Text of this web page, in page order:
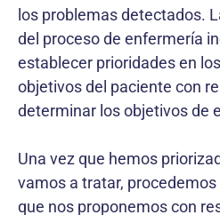
los problemas detectados.
del proceso de enfermería
establecer prioridades en
objetivos del paciente con
determinar los objetivos de
Una vez que hemos
vamos a tratar,
que nos proponemos con